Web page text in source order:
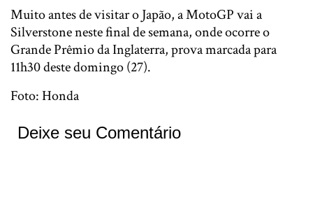
Muito antes de visitar o Japão, a MotoGP vai a
Silverstone neste final de semana, onde ocorre o
Grande Prêmio da Inglaterra, prova marcada para
11h30 deste domingo (27).
Foto: Honda
Deixe seu Comentário